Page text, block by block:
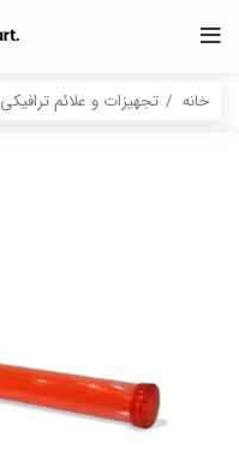
خانه تجهیزات و علائم ترافیکی